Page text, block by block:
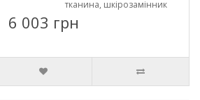
тканина, шкірозамінник
6 003 грн